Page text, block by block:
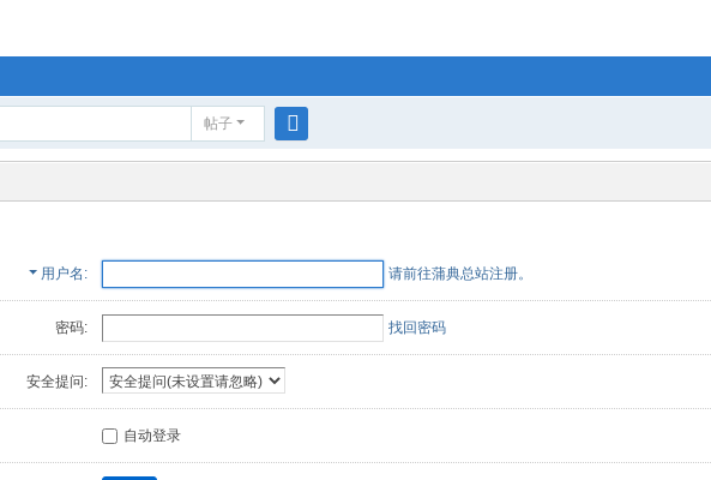
帖子
搜
用户名 请前往蒲典总站注册。
密码: 找回密码
安全提问:
自动登录